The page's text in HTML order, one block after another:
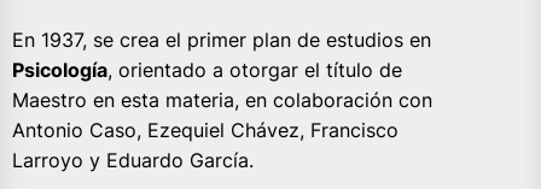
En 1937, se crea el primer plan de estudios en
Psicología, orientado a otorgar el título de
Maestro en esta materia, en colaboración con
Antonio Caso, Ezequiel Chávez, Francisco
Larroyo y Eduardo García.